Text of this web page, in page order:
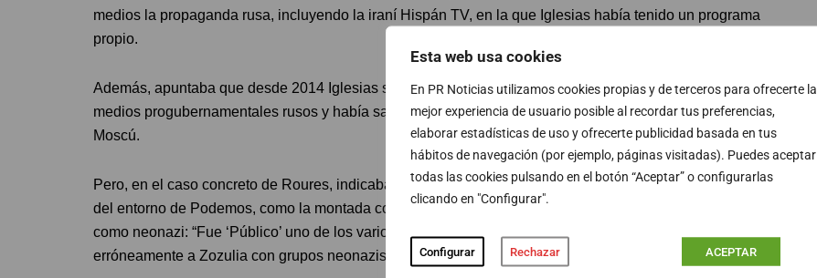
Esta web usa cookies
En PR Noticias utilizamos cookies propias y de terceros para ofrecerte la
mejor experiencia de usuario posible al recordar tus preferencias,
elaborar estadísticas de uso y ofrecerte publicidad basada en tus
hábitos de navegación (por ejemplo, páginas visitadas). Puedes aceptar
todas las cookies pulsando en el botón “Aceptar” o configurarlas
clicando en "Configurar".
Configurar Rechazar ACEPTAR
medios la propaganda rusa, incluyendo la iraní Hispán TV, en la que Iglesias había tenido un programa
propio.
Además, apuntaba que desde 2014 Iglesias se había beneficiado de un tratamiento positivo en los
medios progubernamentales rusos y había saludado sus posiciones, que coincidían con los intereses de
Moscú.
Pero, en el caso concreto de Roures, indicaba que el diario había ido de la mano en campañas prorrusas
del entorno de Podemos, como la montada contra el fichaje del jugador ucraniano Zozulia, señalado
como neonazi: “Fue ‘Público’ uno de los varios diarios que primero publicaron información que asociaba
erróneamente a Zozulia con grupos neonazis”.